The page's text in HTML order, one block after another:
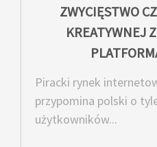
ZWYCIĘSTWO
KREATYWNEJ
Piracki rynek
przypomina polski o
użytkowników...